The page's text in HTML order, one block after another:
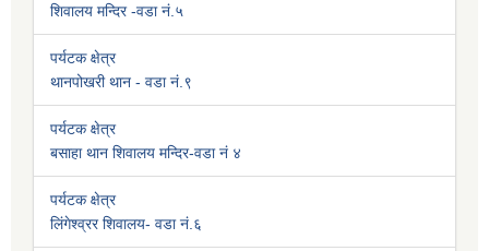
शिवालय मन्दिर -वडा नं.५
पर्यटक क्षेत्र
थानपोखरी थान - वडा नं.९
पर्यटक क्षेत्र
बसाहा थान शिवालय मन्दिर-वडा नं ४
पर्यटक क्षेत्र
लिंगेश्व्रर शिवालय- वडा नं.६